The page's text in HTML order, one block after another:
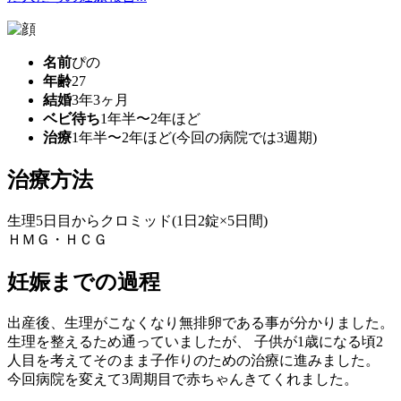
名前ぴの
年齢27
結婚3年3ヶ月
ベビ待ち1年半〜2年ほど
治療1年半〜2年ほど(今回の病院では3週期)
治療方法
生理5日目からクロミッド(1日2錠×5日間)
ＨＭＧ・ＨＣＧ
妊娠までの過程
出産後、生理がこなくなり無排卵である事が分かりました。
生理を整えるため通っていましたが、 子供が1歳になる頃2
人目を考えてそのまま子作りのための治療に進みました。
今回病院を変えて3周期目で赤ちゃんきてくれました。